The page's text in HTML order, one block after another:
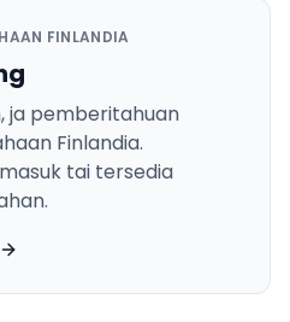
FINLANDIA
ja pemberitahuan
Finlandia.
tai tersedia